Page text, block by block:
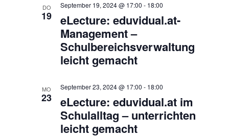
DO
19
September 19, 2024 @ 17:00 - 18:00
eLecture: eduvidual.at-
Management –
Schulbereichsverwaltung
leicht gemacht
MO
23
September 23, 2024 @ 17:00 - 18:00
eLecture: eduvidual.at im
Schulalltag – unterrichten
leicht gemacht